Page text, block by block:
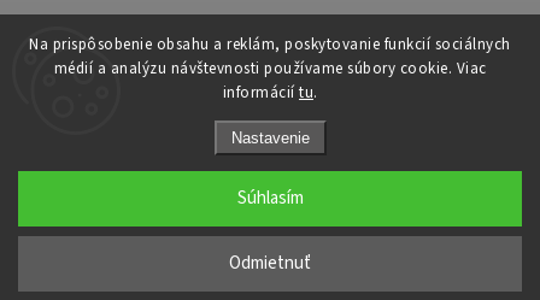
Na prispôsobenie obsahu a reklám, poskytovanie funkcií sociálnych
médií a analýzu návštevnosti používame súbory cookie. Viac
informácií tu.
Nastavenie
Odmietnuť
Súhlasím
Upraviť nastavenie cookies
Grafický návrh vytvořil a nakódoval